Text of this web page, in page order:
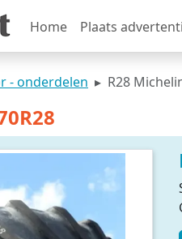
Home Plaats
- onderdelen R28